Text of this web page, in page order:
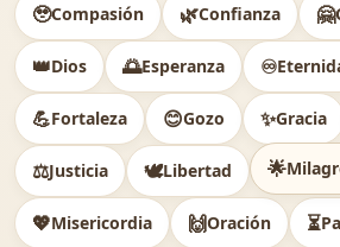
🥹Compasión 🌿Confianza 🤗
👑Dios 🌅Esperanza ♾️
💪Fortaleza 😊Gozo ✨Gracia
⚖️Justicia 🕊Libertad 🌟
💖Misericordia 🙌Oración ⏳